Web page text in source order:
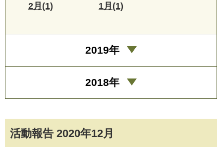
活動報告 2020年12月
2月(1) 1月(1)
2019年
2018年